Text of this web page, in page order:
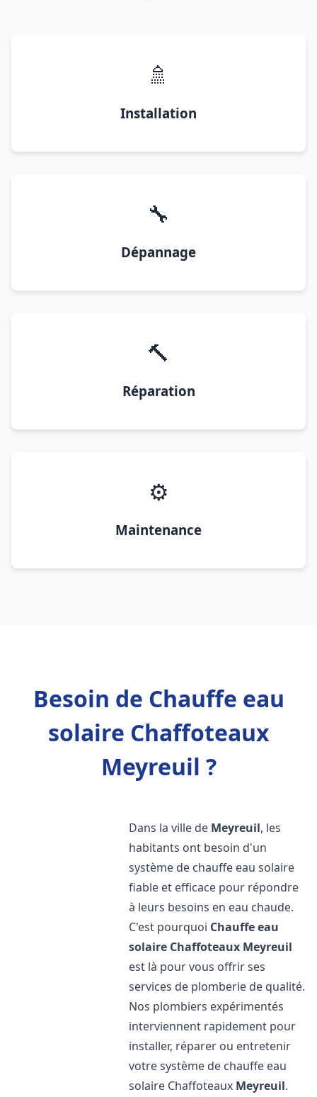
🚿
Installation
🔧
Dépannage
🔨
Réparation
⚙️
Maintenance
Besoin de Chauffe eau
solaire Chaffoteaux
Meyreuil ?
Dans la ville de Meyreuil, les
habitants ont besoin d'un
système de chauffe eau solaire
fiable et efficace pour répondre
à leurs besoins en eau chaude.
C'est pourquoi Chauffe eau
solaire Chaffoteaux Meyreuil
est là pour vous offrir ses
services de plomberie de qualité.
Nos plombiers expérimentés
interviennent rapidement pour
installer, réparer ou entretenir
votre système de chauffe eau
solaire Chaffoteaux Meyreuil.